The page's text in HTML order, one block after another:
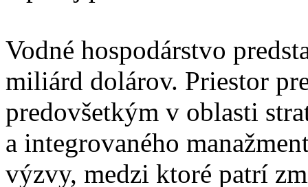
Vodné hospodárstvo
miliárd dolárov. Priestor
predovšetkým v oblasti
a integrovaného
výzvy, medzi ktoré patrí